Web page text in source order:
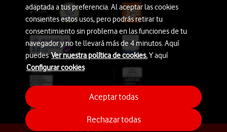
adaptada a tus preferencia. Al aceptar las cookies
consientes estos usos, pero podrás retirar tu
consentimiento sin problema en las funciones de tu
navegador y no te llevará más de 4 minutos. Aquí
puedesVer nuestra política de cookies.Y aquí
Configurar cookies
Rechazar todas
Aceptar todas